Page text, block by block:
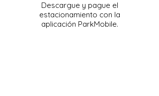
Descargue y pague el
estacionamiento con la
aplicación ParkMobile.